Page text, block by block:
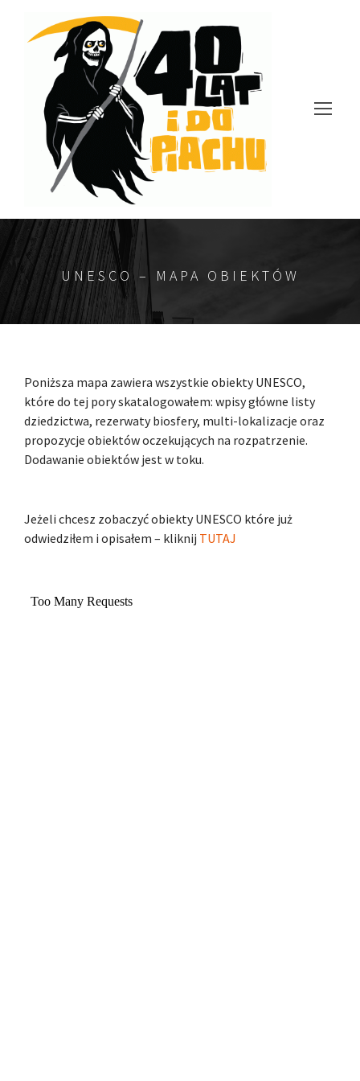
UNESCO – MAPA OBIEKTÓW
Poniższa mapa zawiera wszystkie obiekty UNESCO,
które do tej pory skatalogowałem: wpisy główne listy
dziedzictwa, rezerwaty biosfery, multi-lokalizacje oraz
propozycje obiektów oczekujących na rozpatrzenie.
Dodawanie obiektów jest w toku.
Jeżeli chcesz zobaczyć obiekty UNESCO które już
odwiedziłem i opisałem – kliknij TUTAJ